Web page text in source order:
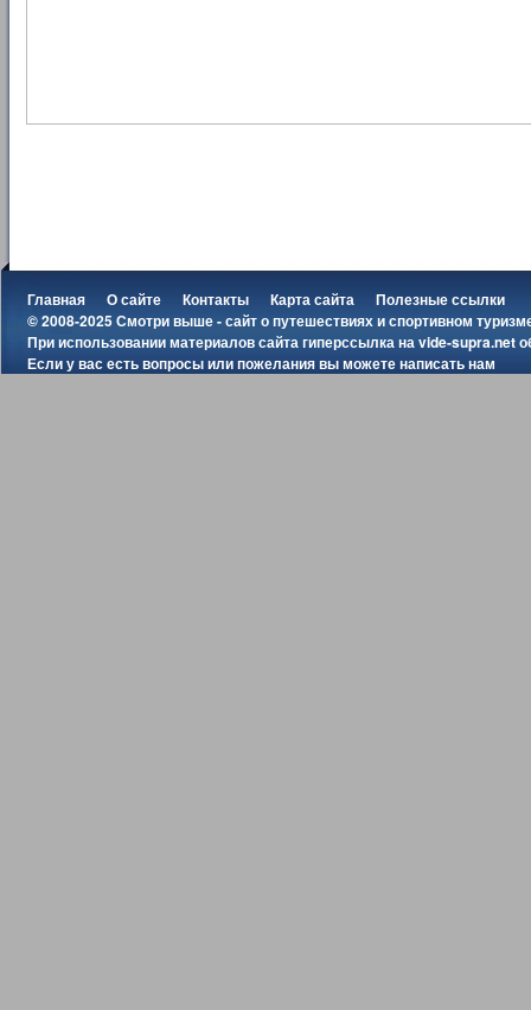
Главная О сайте Контакты Карта сайта
Полезные ссылки
© 2008-2025 Смотри выше - сайт о путешествиях и спортивном
При использовании материалов сайта гиперссылка наvide-supra.net
Если у вас есть вопросы или пожелания вы можетенаписать нам